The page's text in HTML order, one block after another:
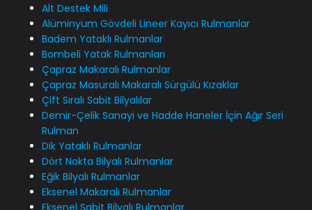
Alt Destek Mili
Alüminyum Gövdeli Lineer Kayıcı Rulmanlar
Badem Yataklı Rulmanlar
Bombeli Yatak Rulmanları
Çapraz Makaralı Rulmanlar
Çapraz Masuralı Makaralı Sürgülü Kızaklar
Çift Sıralı Sabit Bilyalılar
Demir-Çelik Sanayi ve Hadde Haneler İçin Ağır Seri
Rulman
Dik Yataklı Rulmanlar
Dört Nokta Bilyalı Rulmanlar
Eğik Bilyalı Rulmanlar
Eksenel Makaralı Rulmanlar
Eksenel Sabit Bilyalı Rulmanlar